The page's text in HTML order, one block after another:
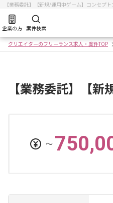
【業務委託】【新規/運用中ゲーム】コンセプ
企業の方 案件検索
クリエイターのフリーランス求人・案件TOP
【業務委託】【
〜